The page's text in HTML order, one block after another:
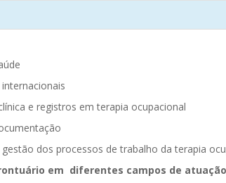
e registros em terapia ocupacional
dos processos de trabalho da terapia
em diferentes campos de atuação